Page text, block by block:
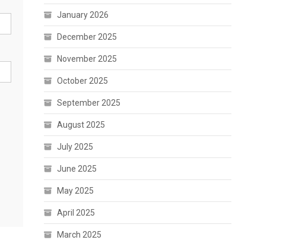
January 2026
December 2025
November 2025
October 2025
September 2025
August 2025
July 2025
June 2025
May 2025
April 2025
March 2025